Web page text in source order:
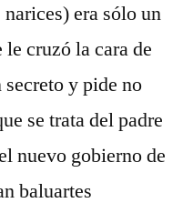
era sólo un
cruzó la cara de
y pide no
se trata del padre
nuevo gobierno de
baluartes